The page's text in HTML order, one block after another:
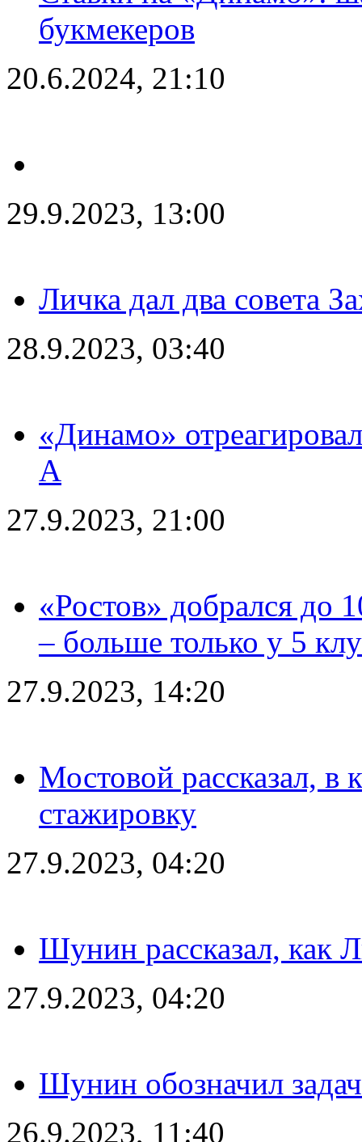
букмекеров
20.6.2024, 21:10
29.9.2023, 13:00
Личка дал два совета
28.9.2023, 03:40
«Динамо»
А
27.9.2023, 21:00
«Ростов» добрался до
– больше только у 5
27.9.2023, 14:20
Мостовой рассказал, в
стажировку
27.9.2023, 04:20
Шунин рассказал, как
27.9.2023, 04:20
Шунин обозначил
26.9.2023, 11:40